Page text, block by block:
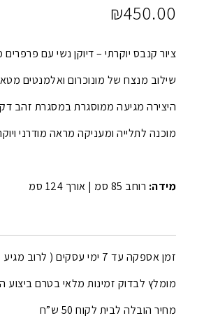
₪450.00
ציור קנבס יוקרתי – דיוקן נשי עם פרפרים
שילוב מנצח של מונוכרום ואלמנטים
היצירה מגיעה ממוסגרת במסגרת זהב
מוכנה לתלייה ומעניקה מראה מודרני
מידה: רוחב 85 סמ | אורך 124 סמ
זמן אספקה עד 7 ימי עסקים ( לרוב מגיע לפני… )
מומלץ לבדוק זמינות מלאי בטרם ביצוע
מחיר הובלה לבית לקוח 50 ש”ח